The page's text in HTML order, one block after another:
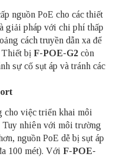
nguồn PoE cho các thiết
giải pháp với chi phí thấp
cách truyền dẫn xa để
Thiết bị F-POE-G2 còn
sự cố sụt áp và tránh các
cho việc triển khai môi
Tuy nhiên với môi trường
nguồn PoE dễ bị sụt áp
100 mét). Với F-POE-